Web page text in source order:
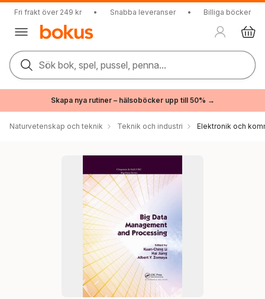
Fri frakt över 249 kr • Snabba leveranser • Billiga böcker
Sök bok, spel, pussel, penna...
Skapa nya rutiner – hälsoböcker upp till 50% →
Naturvetenskap och teknik Teknik och industri Elektronik och